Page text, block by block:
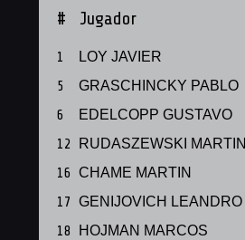
# Jugador
1 LOY JAVIER
5
GRASCHINCKY PABLO
6
EDELCOPP GUSTAVO
12
RUDASZEWSKI MARTIN
16 CHAME MARTIN
17 GENIJOVICH LEANDRO
18
HOJMAN MARCOS